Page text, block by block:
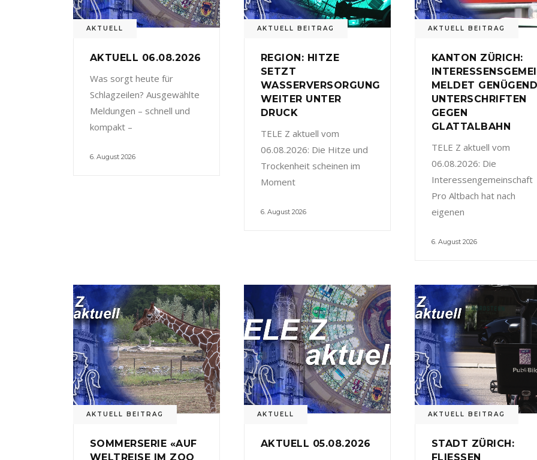
AKTUELL
AKTUELL 06.08.2026
Was sorgt heute für
Schlagzeilen? Ausgewählte
Meldungen – schnell und
kompakt –
6. August 2026
AKTUELL BEITRAG
REGION: HITZE
SETZT
WASSERVERSORGUNG
WEITER UNTER
DRUCK
TELE Z aktuell vom
06.08.2026: Die Hitze und
Trockenheit scheinen im
Moment
6. August 2026
AKTUELL BEITRAG
KANTON ZÜRICH:
MELDET
UNTERSCHRIFTEN
GEGEN
GLATTALBAHN
TELE Z aktuell vom
06.08.2026: Die
Interessengemeinschaft
Pro Altbach hat nach
eigenen
6. August 2026
AKTUELL BEITRAG
SOMMERSERIE «AUF
WELTREISE IM ZOO
AKTUELL
AKTUELL 05.08.2026
AKTUELL BEITRAG
STADT ZÜRICH:
FLIESSEN